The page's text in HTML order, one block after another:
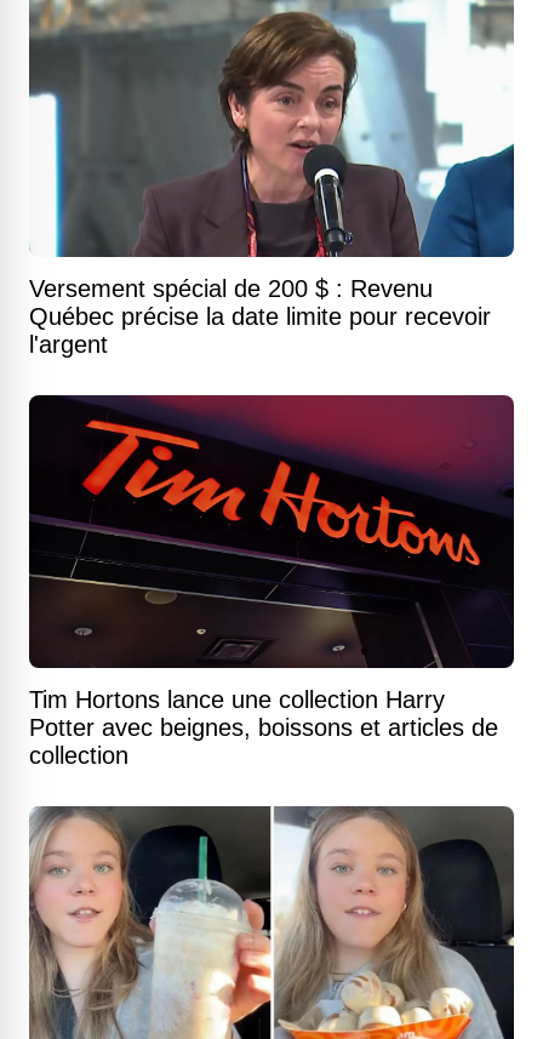
Versement spécial de 200 $ : Revenu
Québec précise la date limite pour recevoir
l'argent
Tim Hortons lance une collection Harry
Potter avec beignes, boissons et articles de
collection